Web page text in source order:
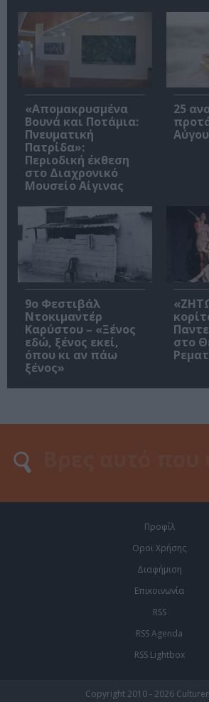
«Απομακρυσμένα
Βουνά και Ποτάμια:
Πνευματική
Πατρίδα»:
Περιοδική έκθεση
στο Διαχρονικό
Μουσείο Αίγινας
25
9ο Φεστιβάλ
Ντοκιμαντέρ
Καρύστου – «Ξένος
εδώ, ξένος εκεί,
όπου κι αν πάω
ξένος»
στο
Προφίλ
Οροι Χρήσης
Διαφήμιση
Επικοινωνία
RSS
RSS Agenda
RSS Lightbox
Copyright 2010 - 2026